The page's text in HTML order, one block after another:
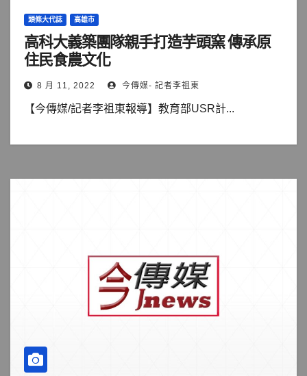
頭條大代誌 高雄市
高科大義築團隊親手打造芋頭窯 傳承原
住民食農文化
8 月 11, 2022 今傳媒- 記者李祖東
【今傳媒/記者李祖東報導】教育部USR計...